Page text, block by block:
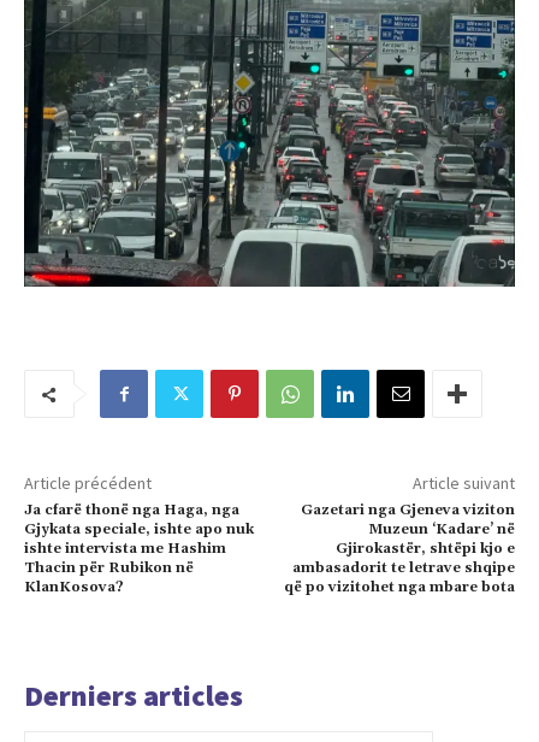
Article précédent
Ja cfarë thonë nga Haga, nga
Gjykata speciale, ishte apo nuk
ishte intervista me Hashim
Thacin për Rubikon në
KlanKosova?
Article suivant
Gazetari nga Gjeneva viziton
Muzeun ‘Kadare’ në
Gjirokastër, shtëpi kjo e
ambasadorit te letrave shqipe
që po vizitohet nga mbare bota
Derniers articles